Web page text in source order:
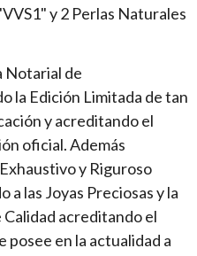
y 2 Perlas Naturales
Notarial de
la Edición Limitada de tan
y acreditando el
oficial. Además
y Riguroso
a las Joyas Preciosas y la
acreditando el
posee en la actualidad a